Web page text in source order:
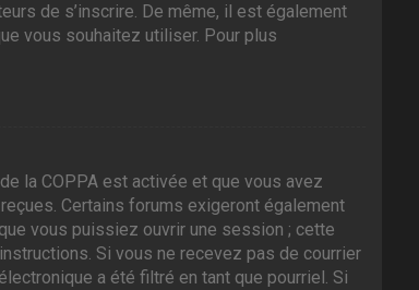
de s’inscrire. De même, il est également
vous souhaitez utiliser. Pour plus
la COPPA est activée et que vous avez
Certains forums exigeront également
vous puissiez ouvrir une session ; cette
Si vous ne recevez pas de courrier
a été filtré en tant que pourriel. Si